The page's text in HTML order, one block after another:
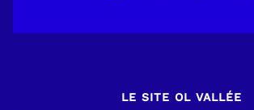
LE SITE OL VALLÉE